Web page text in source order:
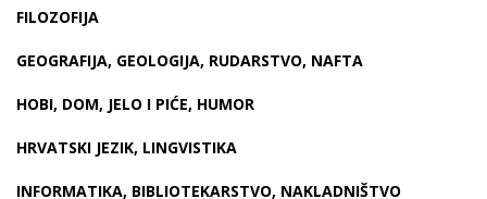
FILOZOFIJA
GEOGRAFIJA, GEOLOGIJA, RUDARSTVO, NAFTA
HOBI, DOM, JELO I PIĆE, HUMOR
HRVATSKI JEZIK, LINGVISTIKA
INFORMATIKA, BIBLIOTEKARSTVO, NAKLADNIŠTVO